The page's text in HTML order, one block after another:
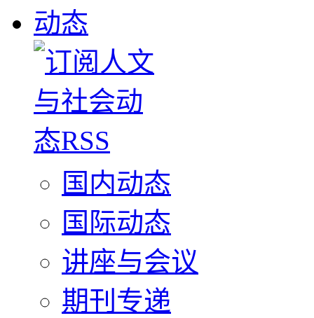
动态
国内动态
国际动态
讲座与会议
期刊专递